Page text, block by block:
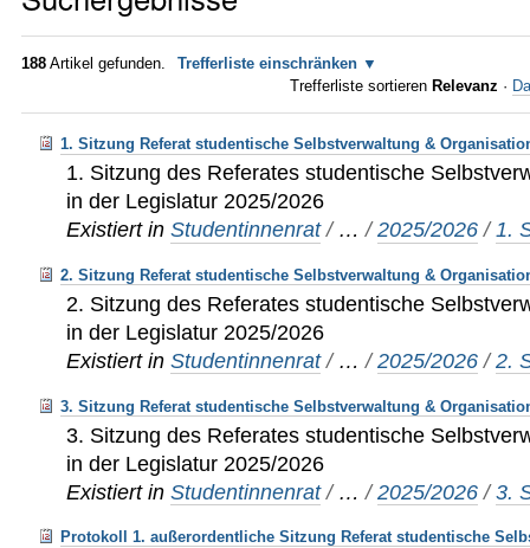
188 Artikel gefunden.
Trefferliste einschränken
Trefferliste sortieren Relevanz ·
1. Sitzung Referat studentische Selbstverwaltung &
1. Sitzung des Referates studentische
in der Legislatur 2025/2026
Existiert in Studentinnenrat / …/2025/2026 /1.
2. Sitzung Referat studentische Selbstverwaltung &
2. Sitzung des Referates studentische
in der Legislatur 2025/2026
Existiert in Studentinnenrat / …/2025/2026 /2.
3. Sitzung Referat studentische Selbstverwaltung &
3. Sitzung des Referates studentische
in der Legislatur 2025/2026
Existiert in Studentinnenrat / …/2025/2026 /3.
Protokoll 1. außerordentliche Sitzung Referat studentische